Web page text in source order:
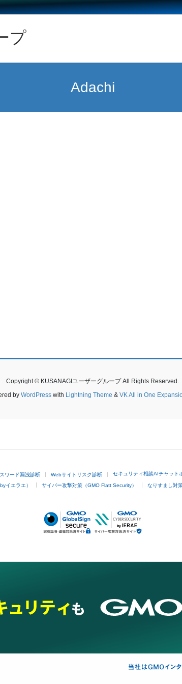
プ
Adachi
Copyright © KUSANAGIユーザーグループ All Rights Reserved.
by WordPresswith Lightning Theme & VK All in One
ワード漏洩診断 Webサイトリスク診断 セキュリティ相談AIチャット
イエラエ） サイバー攻撃対策（GMO Flatt Security） なりすまし対